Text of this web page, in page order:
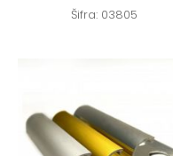
Šifra: 03805